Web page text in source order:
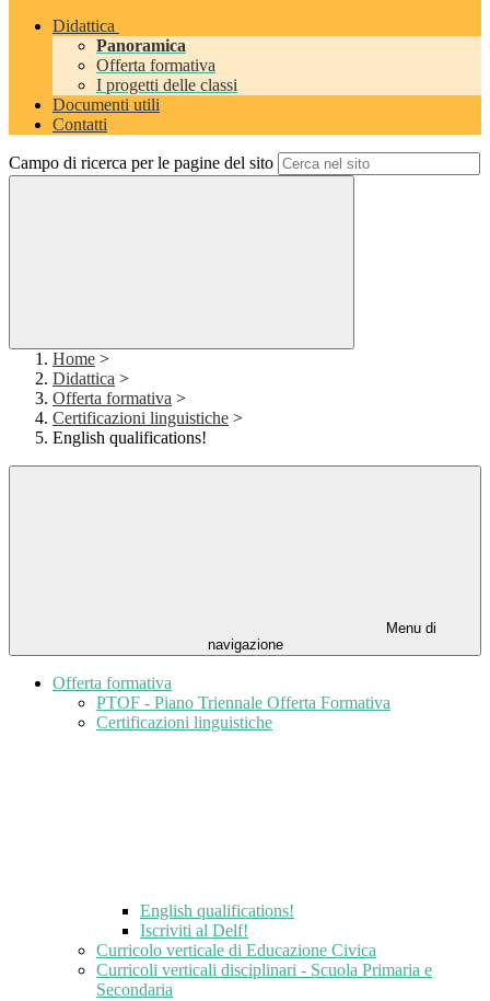
Didattica
Panoramica
Offerta formativa
I progetti delle classi
Documenti utili
Contatti
Campo di ricerca per le pagine del sito
Home >
Didattica >
Offerta formativa >
Certificazioni linguistiche >
English qualifications!
Menu di
navigazione
Offerta formativa
PTOF - Piano Triennale Offerta Formativa
Certificazioni linguistiche
English qualifications!
Iscriviti al Delf!
Curricolo verticale di Educazione Civica
Curricoli verticali disciplinari - Scuola Primaria e
Secondaria